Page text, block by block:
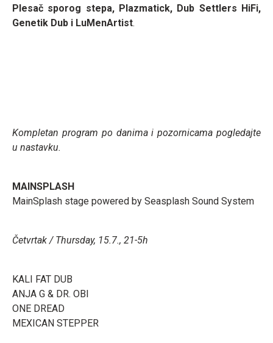
Plesač sporog stepa, Plazmatick, Dub Settlers HiFi,
Genetik Dub i LuMenArtist.
Kompletan program po danima i pozornicama pogledajte
u nastavku.
MAINSPLASH
MainSplash stage powered by Seasplash Sound System
Četvrtak / Thursday, 15.7., 21-5h
KALI FAT DUB
ANJA G & DR. OBI
ONE DREAD
MEXICAN STEPPER